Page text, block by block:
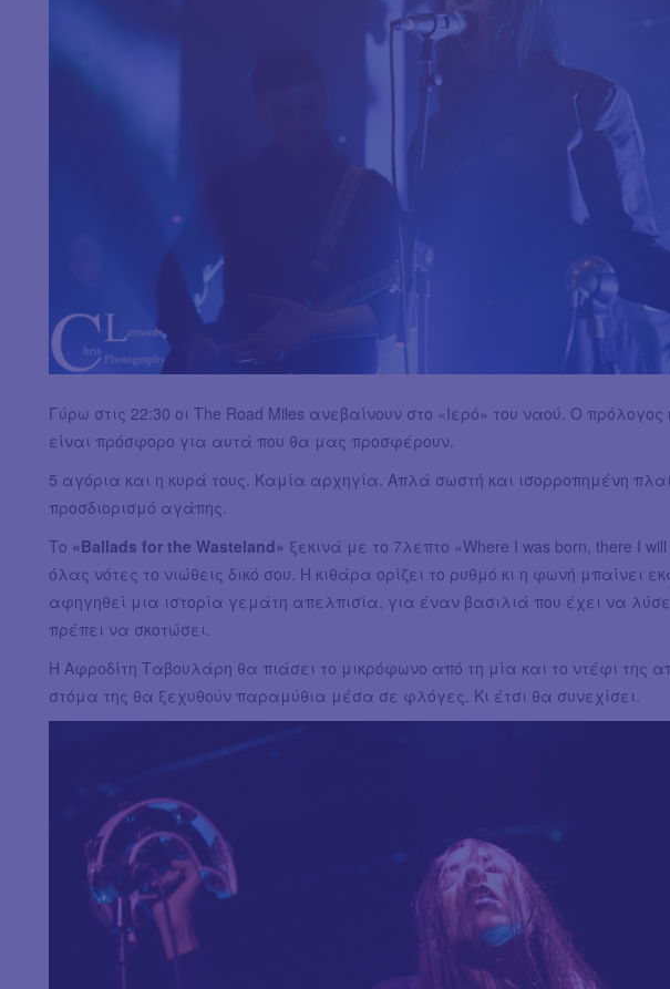
Γύρω στις 22:30 οι The Road Miles ανεβαίνουν στο «Ιερό» του ναού. Ο
είναι πρόσφορο για αυτά που θα μας προσφέρουν.
5 αγόρια και η κυρά τους. Καμία αρχηγία. Απλά σωστή και ισορροπημένη
προσδιορισμό αγάπης.
Το «Ballads for the Wasteland» ξεκινά με το 7λεπτο «Where I was born, there I
όλας νότες το νιώθεις δικό σου. H κιθάρα ορίζει το ρυθμό κι η φωνή μπαίνει
αφηγηθεί μια ιστορία γεμάτη απελπισία, για έναν βασιλιά που έχει να
πρέπει να σκοτώσει.
Η Αφροδίτη Ταβουλάρη θα πιάσει το μικρόφωνο από τη μία και το ντέφι της
στόμα της θα ξεχυθούν παραμύθια μέσα σε φλόγες. Κι έτσι θα συνεχίσει.